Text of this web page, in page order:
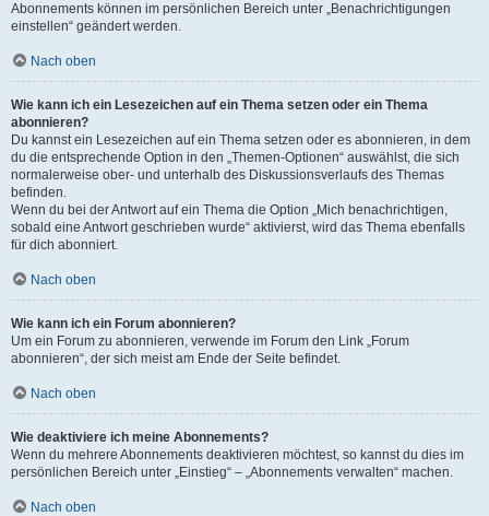
Abonnements können im persönlichen Bereich unter „Benachrichtigungen
einstellen“ geändert werden.
Nach oben
Wie kann ich ein Lesezeichen auf ein Thema setzen oder ein Thema
abonnieren?
Du kannst ein Lesezeichen auf ein Thema setzen oder es abonnieren, in dem
du die entsprechende Option in den „Themen-Optionen“ auswählst, die sich
normalerweise ober- und unterhalb des Diskussionsverlaufs des Themas
befinden.
Wenn du bei der Antwort auf ein Thema die Option „Mich benachrichtigen,
sobald eine Antwort geschrieben wurde“ aktivierst, wird das Thema ebenfalls
für dich abonniert.
Nach oben
Wie kann ich ein Forum abonnieren?
Um ein Forum zu abonnieren, verwende im Forum den Link „Forum
abonnieren“, der sich meist am Ende der Seite befindet.
Nach oben
Wie deaktiviere ich meine Abonnements?
Wenn du mehrere Abonnements deaktivieren möchtest, so kannst du dies im
persönlichen Bereich unter „Einstieg“ – „Abonnements verwalten“ machen.
Nach oben